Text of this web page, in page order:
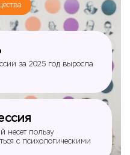
за 2025 год выросла
несет пользу
с психологическими